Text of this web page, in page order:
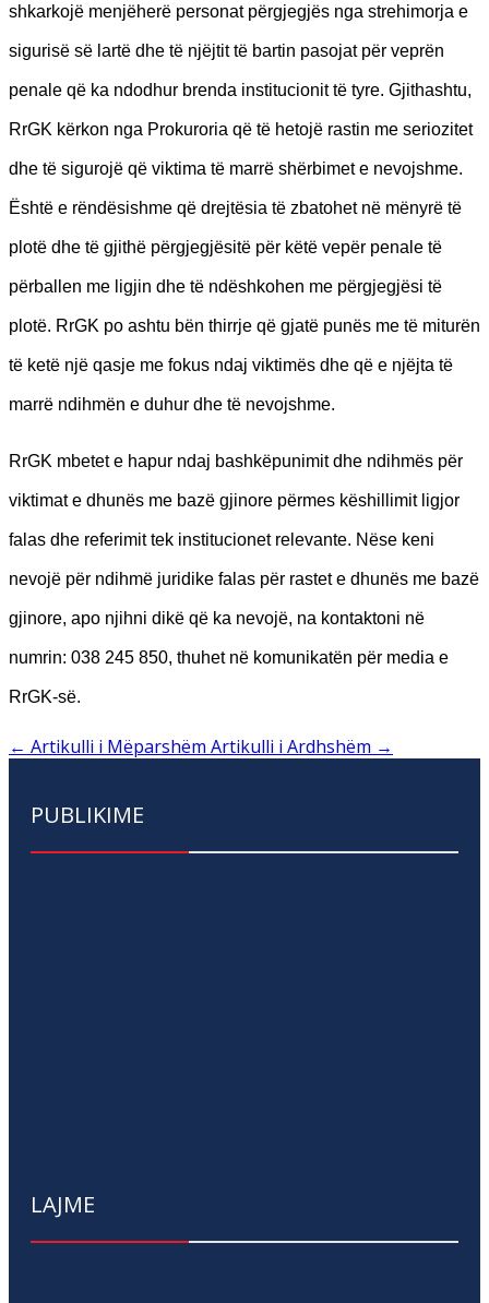
shkarkojë menjëherë personat përgjegjës nga strehimorja e
sigurisë së lartë dhe të njëjtit të bartin pasojat për veprën
penale që ka ndodhur brenda institucionit të tyre. Gjithashtu,
RrGK kërkon nga Prokuroria që të hetojë rastin me seriozitet
dhe të sigurojë që viktima të marrë shërbimet e nevojshme.
Është e rëndësishme që drejtësia të zbatohet në mënyrë të
plotë dhe të gjithë përgjegjësitë për këtë vepër penale të
përballen me ligjin dhe të ndëshkohen me përgjegjësi të
plotë. RrGK po ashtu bën thirrje që gjatë punës me të miturën
të ketë një qasje me fokus ndaj viktimës dhe që e njëjta të
marrë ndihmën e duhur dhe të nevojshme.
RrGK mbetet e hapur ndaj bashkëpunimit dhe ndihmës për
viktimat e dhunës me bazë gjinore përmes këshillimit ligjor
falas dhe referimit tek institucionet relevante. Nëse keni
nevojë për ndihmë juridike falas për rastet e dhunës me bazë
gjinore, apo njihni dikë që ka nevojë, na kontaktoni në
numrin: 038 245 850, thuhet në komunikatën për media e
RrGK-së.
← Artikulli i Mëparshëm Artikulli i Ardhshëm →
PUBLIKIME
LAJME